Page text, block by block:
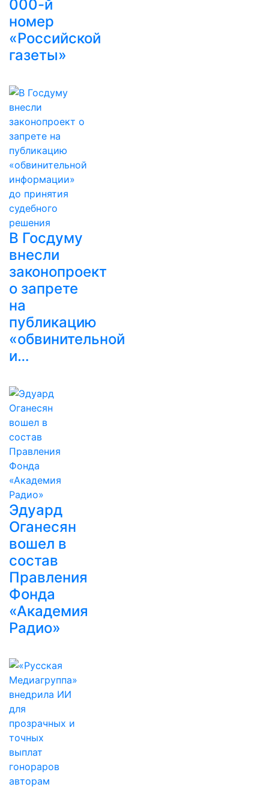
000-й
номер
«Российской
газеты»
В Госдуму
внесли
законопроект
о запрете
на
публикацию
«обвинительной
и…
Эдуард
Оганесян
вошел в
состав
Правления
Фонда
«Академия
Радио»